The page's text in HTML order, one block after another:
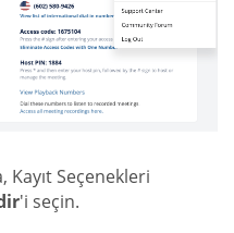
Kayıt Seçenekleri
'i seçin.